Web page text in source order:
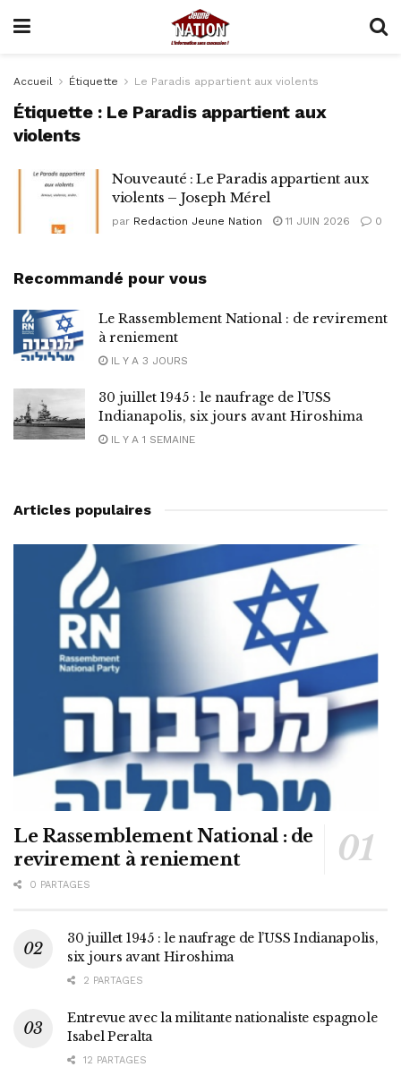
Accueil Étiquette Le Paradis appartient aux violents
Étiquette : Le Paradis appartient aux
violents
Nouveauté : Le Paradis appartient aux
violents – Joseph Mérel
par Redaction Jeune Nation 11 JUIN 2026 0
Recommandé pour vous
Le Rassemblement National : de revirement
à reniement
IL Y A 3 JOURS
30 juillet 1945 : le naufrage de l’USS
Indianapolis, six jours avant Hiroshima
IL Y A 1 SEMAINE
Articles populaires
Le Rassemblement National : de
revirement à reniement
0 PARTAGES
30 juillet 1945 : le naufrage de l’USS Indianapolis,
six jours avant Hiroshima
2 PARTAGES
Entrevue avec la militante nationaliste espagnole
Isabel Peralta
12 PARTAGES